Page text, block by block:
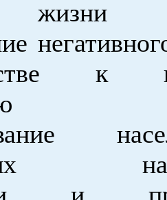
жизни
к